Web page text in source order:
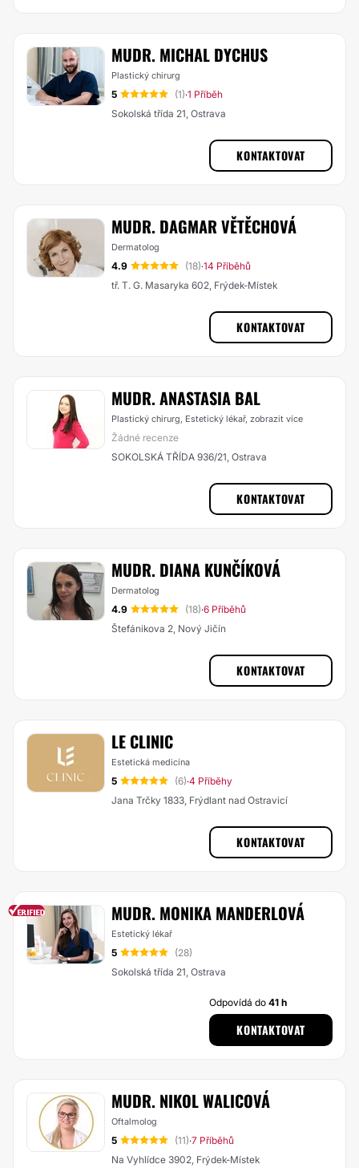
MUDR. MICHAL DYCHUS
Plastický chirurg
5 (1)·1 Příběh
Sokolská třída 21, Ostrava
KONTAKTOVAT
MUDR. DAGMAR VĚTĚCHOVÁ
Dermatolog
4.9 (18)·14 Příběhů
tř. T. G. Masaryka 602, Frýdek-Místek
KONTAKTOVAT
MUDR. ANASTASIA BAL
Plastický chirurg, Estetický lékař, zobrazit více
Žádné recenze
SOKOLSKÁ TŘÍDA 936/21, Ostrava
KONTAKTOVAT
MUDR. DIANA KUNČÍKOVÁ
Dermatolog
4.9 (18)·6 Příběhů
Štefánikova 2, Nový Jičín
KONTAKTOVAT
LE CLINIC
Estetická medicína
5 (6)·4 Příběhy
Jana Trčky 1833, Frýdlant nad Ostravicí
KONTAKTOVAT
MUDR. MONIKA MANDERLOVÁ
Estetický lékař
5
(28)
Sokolská třída 21, Ostrava
Odpovídá do41 h
KONTAKTOVAT
MUDR. NIKOL WALICOVÁ
Oftalmolog
5 (11)·7 Příběhů
Na Vyhlídce 3902, Frýdek-Místek